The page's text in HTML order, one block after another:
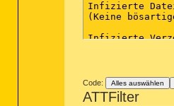
Infizierte
(Keine
Infizierte
Code: Alles auswählen
ATTFilter